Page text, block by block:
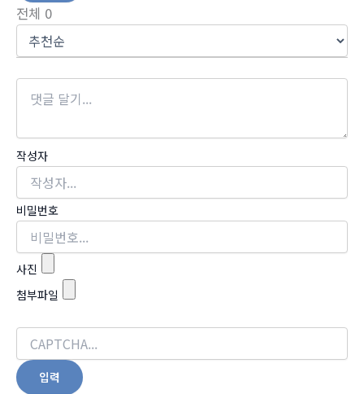
전체 0
작성자
비밀번호
사진
첨부파일